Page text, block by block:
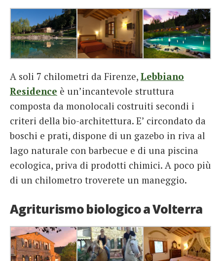
A soli 7 chilometri da Firenze, Lebbiano
Residence è un’incantevole struttura
composta da monolocali costruiti secondi i
criteri della bio-architettura. E’ circondato da
boschi e prati, dispone di un gazebo in riva al
lago naturale con barbecue e di una piscina
ecologica, priva di prodotti chimici. A poco più
di un chilometro troverete un maneggio.
Agriturismo biologico a Volterra